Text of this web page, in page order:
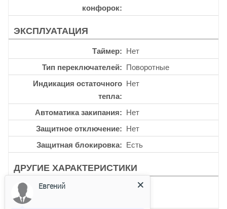
конфорок
ЭКСПЛУАТАЦИЯ
Таймер
Нет
Тип переключателей
Поворотные
Индикация остаточного
тепла
Нет
Автоматика закипания
Нет
Защитное отключение
Нет
Защитная блокировка
Есть
ДРУГИЕ ХАРАКТЕРИСТИКИ
Ширина для встраивания,
555
Евгений